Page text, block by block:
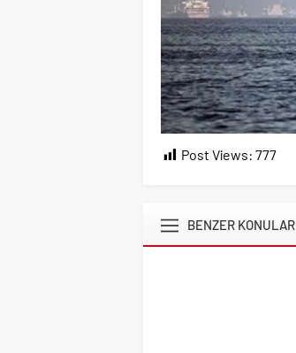
Post Views: 777
BENZER KONULAR